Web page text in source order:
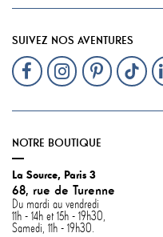
SUIVEZ NOS AVENTURES
NOTRE BOUTIQUE
La Source, Paris 3
68, rue de Turenne
Du mardi au vendredi
11h - 14h et 15h - 19h30,
Samedi, 11h - 19h30.